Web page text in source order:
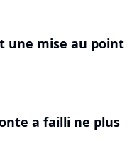
une mise au point
a failli ne plus